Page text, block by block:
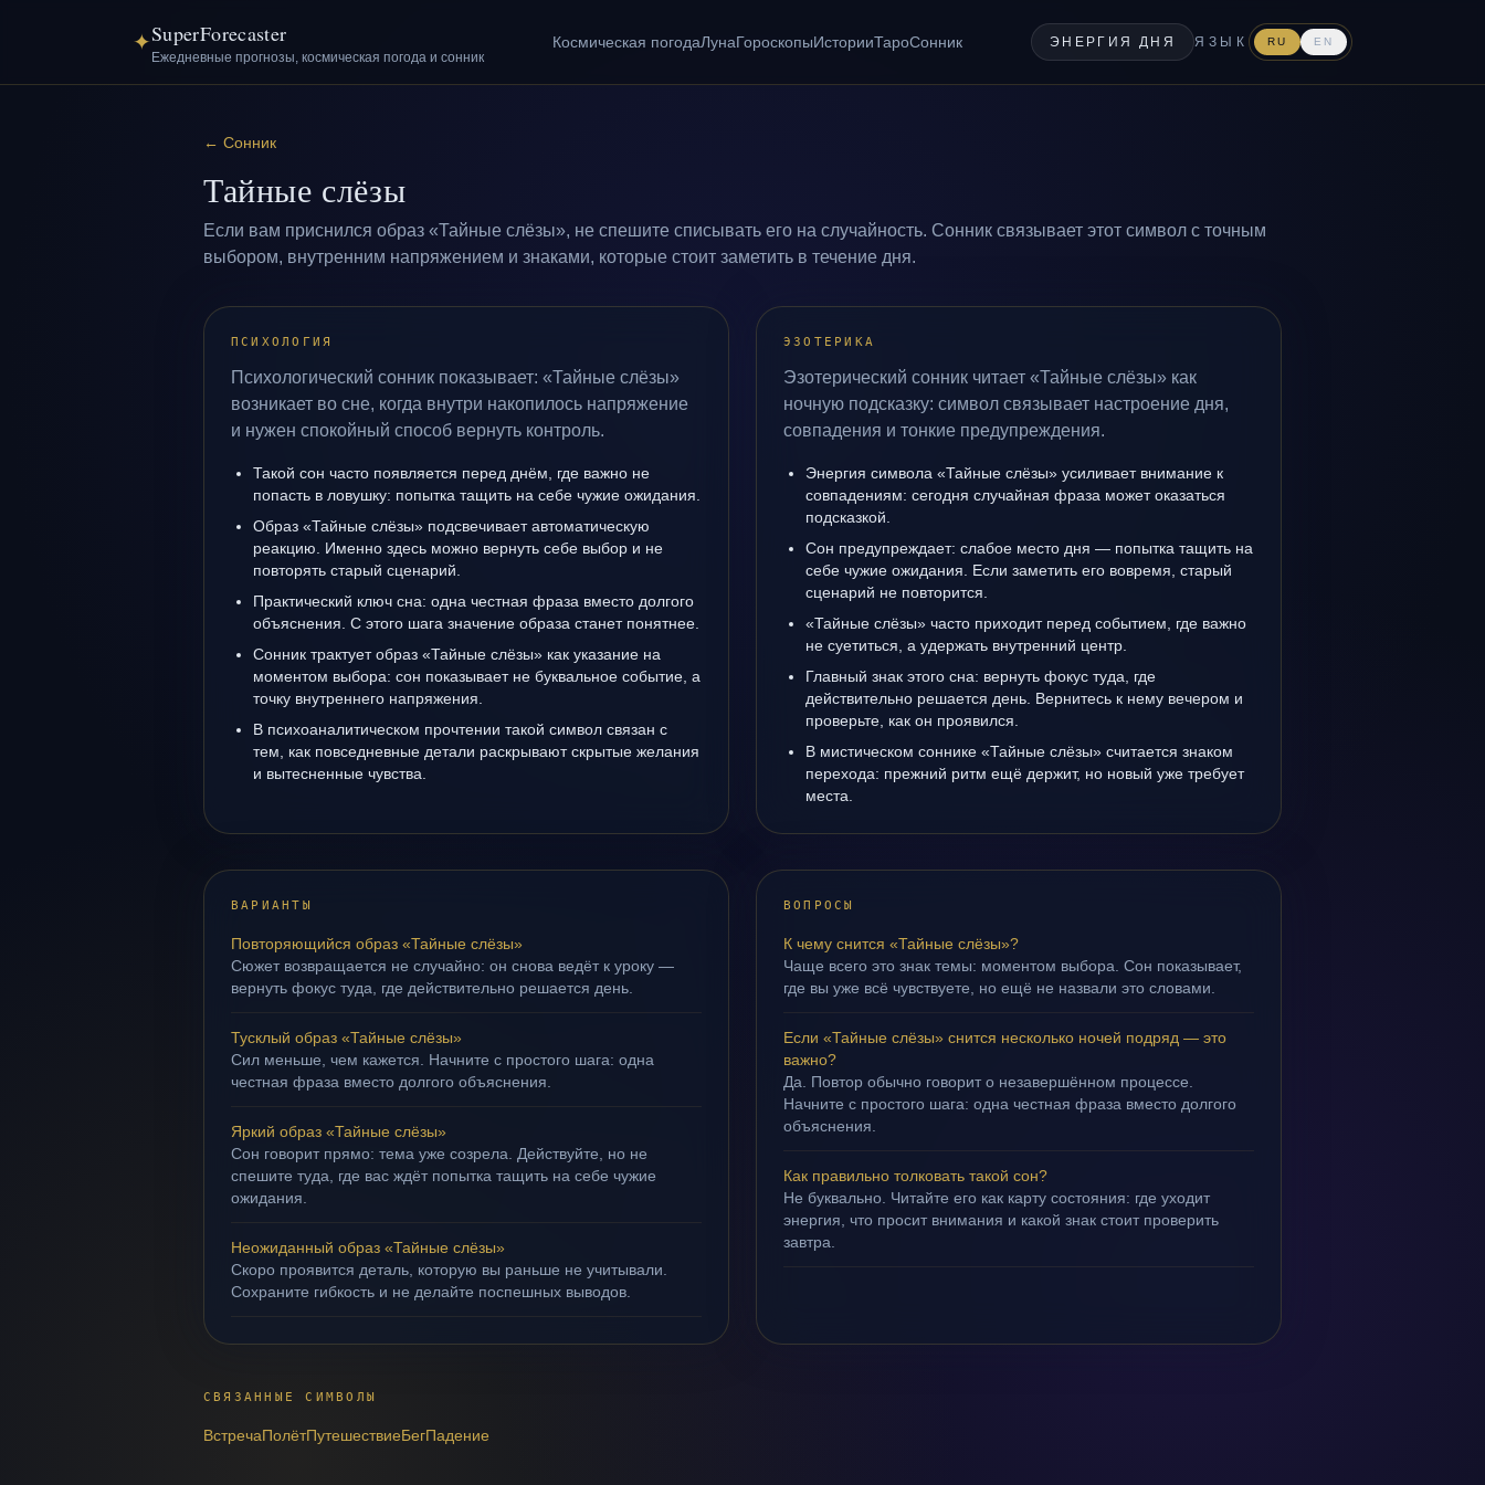
✦SuperForecaster
Ежедневные прогнозы, космическая погода и сонник
Космическая погодаЛунаГороскопыИсторииТароСонник ЭНЕРГИЯ ДНЯ ЯЗЫК RU EN
← Сонник
Тайные слёзы
Если вам приснился образ «Тайные слёзы», не спешите списывать его на случайность. Сонник связывает этот символ с точным
выбором, внутренним напряжением и знаками, которые стоит заметить в течение дня.
ПСИХОЛОГИЯ
Психологический сонник показывает: «Тайные слёзы»
возникает во сне, когда внутри накопилось напряжение
и нужен спокойный способ вернуть контроль.
Такой сон часто появляется перед днём, где важно не
попасть в ловушку: попытка тащить на себе чужие ожидания.
Образ «Тайные слёзы» подсвечивает автоматическую
реакцию. Именно здесь можно вернуть себе выбор и не
повторять старый сценарий.
Практический ключ сна: одна честная фраза вместо долгого
объяснения. С этого шага значение образа станет понятнее.
Сонник трактует образ «Тайные слёзы» как указание на
моментом выбора: сон показывает не буквальное событие, а
точку внутреннего напряжения.
В психоаналитическом прочтении такой символ связан с
тем, как повседневные детали раскрывают скрытые желания
и вытесненные чувства.
ЭЗОТЕРИКА
Эзотерический сонник читает «Тайные слёзы» как
ночную подсказку: символ связывает настроение дня,
совпадения и тонкие предупреждения.
Энергия символа «Тайные слёзы» усиливает внимание к
совпадениям: сегодня случайная фраза может оказаться
подсказкой.
Сон предупреждает: слабое место дня — попытка тащить на
себе чужие ожидания. Если заметить его вовремя, старый
сценарий не повторится.
«Тайные слёзы» часто приходит перед событием, где важно
не суетиться, а удержать внутренний центр.
Главный знак этого сна: вернуть фокус туда, где
действительно решается день. Вернитесь к нему вечером и
проверьте, как он проявился.
В мистическом соннике «Тайные слёзы» считается знаком
перехода: прежний ритм ещё держит, но новый уже требует
места.
ВАРИАНТЫ
Повторяющийся образ «Тайные слёзы»
Сюжет возвращается не случайно: он снова ведёт к уроку —
вернуть фокус туда, где действительно решается день.
Тусклый образ «Тайные слёзы»
Сил меньше, чем кажется. Начните с простого шага: одна
честная фраза вместо долгого объяснения.
Яркий образ «Тайные слёзы»
Сон говорит прямо: тема уже созрела. Действуйте, но не
спешите туда, где вас ждёт попытка тащить на себе чужие
ожидания.
Неожиданный образ «Тайные слёзы»
Скоро проявится деталь, которую вы раньше не учитывали.
Сохраните гибкость и не делайте поспешных выводов.
ВОПРОСЫ
К чему снится «Тайные слёзы»?
Чаще всего это знак темы: моментом выбора. Сон показывает,
где вы уже всё чувствуете, но ещё не назвали это словами.
Если «Тайные слёзы» снится несколько ночей подряд — это
важно?
Да. Повтор обычно говорит о незавершённом процессе.
Начните с простого шага: одна честная фраза вместо долгого
объяснения.
Как правильно толковать такой сон?
Не буквально. Читайте его как карту состояния: где уходит
энергия, что просит внимания и какой знак стоит проверить
завтра.
СВЯЗАННЫЕ СИМВОЛЫ
ВстречаПолётПутешествиеБегПадение